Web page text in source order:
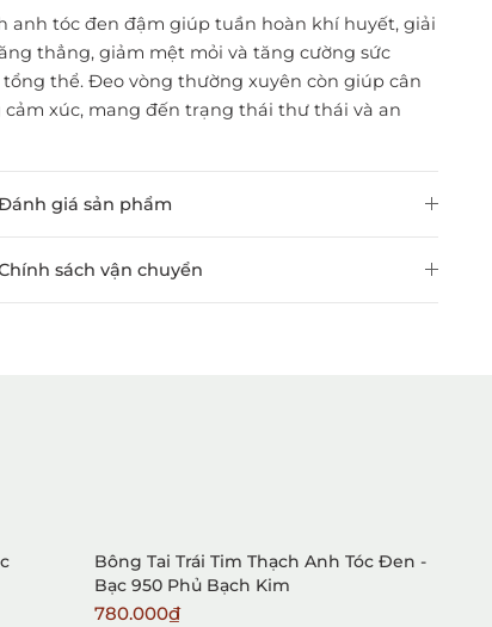
anh tóc đen đậm giúp tuần hoàn khí huyết, giải
thẳng, giảm mệt mỏi và tăng cường sức
tổng thể. Đeo vòng thường xuyên còn giúp cân
cảm xúc, mang đến trạng thái thư thái và an
giá sản phẩm
sách vận chuyển
Bông Tai Trái Tim Thạch Anh Tóc Đen -
Bạc 950 Phủ Bạch Kim
780.000₫